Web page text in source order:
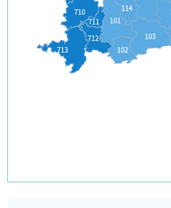
101
102
103
114
710
711
712
713